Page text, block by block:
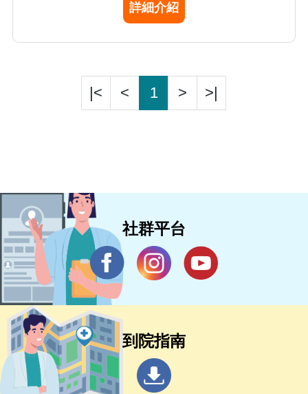
院燒傷中心主任，於八仙塵暴救治大量燒燙傷
療，並致力於幹細胞與生醫材料研究。因臨床
與研究表現卓越，現為台灣整形外科醫學會理
詳細介紹
|< < 1 > >|
社群平台
到院指南